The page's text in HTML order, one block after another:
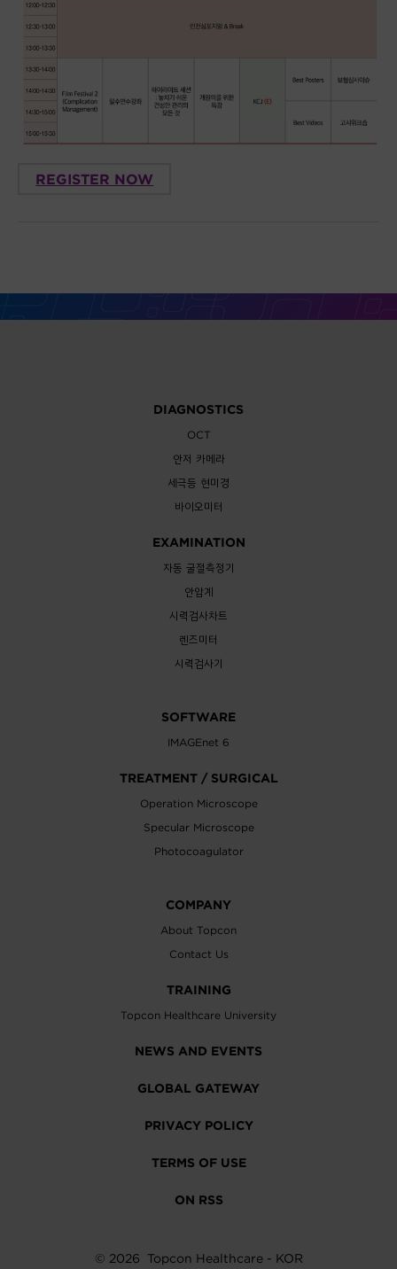
REGISTER NOW
DIAGNOSTICS
OCT
안저 카메라
세극등 현미경
바이오미터
EXAMINATION
자동 굴절측정기
안압계
시력검사차트
렌즈미터
시력검사기
SOFTWARE
IMAGEnet 6
TREATMENT / SURGICAL
Operation Microscope
Specular Microscope
Photocoagulator
COMPANY
About Topcon
Contact Us
TRAINING
Topcon Healthcare University
NEWS AND EVENTS
GLOBAL GATEWAY
PRIVACY POLICY
TERMS OF USE
ON RSS
© 2026 Topcon Healthcare - KOR